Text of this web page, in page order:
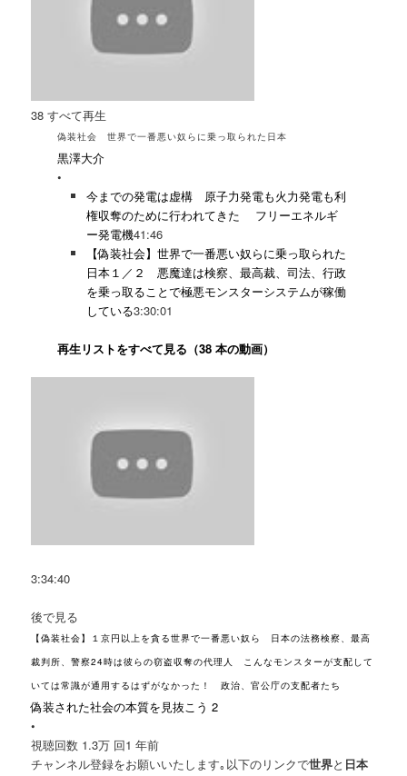
38すべて再生
偽装社会 世界で一番悪い奴らに乗っ取られた日本
黒澤大介
•
今までの発電は虚構 原子力発電も火力発電も利
権収奪のために行われてきた フリーエネルギ
ー発電機41:46
【偽装社会】世界で一番悪い奴らに乗っ取られた
日本１／２ 悪魔達は検察、最高裁、司法、行政
を乗っ取ることで極悪モンスターシステムが稼働
している3:30:01
再生リストをすべて見る（38 本の動画）
3:34:40
後で見る
【偽装社会】１京円以上を貪る世界で一番悪い奴ら 日本の法務検察、最高
裁判所、警察24時は彼らの窃盗収奪の代理人 こんなモンスターが支配して
いては常識が通用するはずがなかった！ 政治、官公庁の支配者たち
偽装された社会の本質を見抜こう 2
•
視聴回数 1.3万 回1 年前
チャンネル登録をお願いいたします｡以下のリンクで世界と 日本